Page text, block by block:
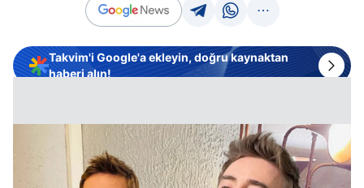
Takvim'i Google'a ekleyin, doğru kaynaktan
haberi alın!